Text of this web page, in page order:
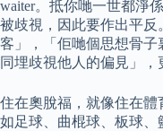
waiter。抵你哋一世都淨
被歧視，因此要作出平
客」，「佢哋個思想骨
同埋歧視他人的偏見」，
住在奧脫福，就像住在
如足球、曲棍球、板球